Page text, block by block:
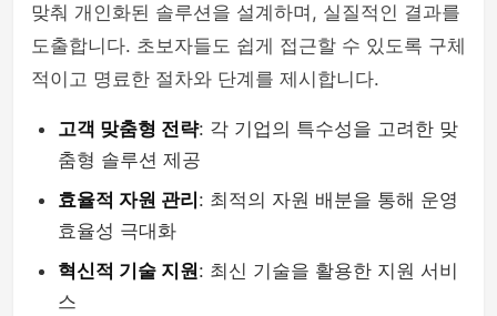
맞춰 개인화된 솔루션을 설계하며, 실질적인 결과를
도출합니다. 초보자들도 쉽게 접근할 수 있도록 구체
적이고 명료한 절차와 단계를 제시합니다.
고객 맞춤형 전략: 각 기업의 특수성을 고려한 맞
춤형 솔루션 제공
효율적 자원 관리 : 최적의 자원 배분을 통해 운영
효율성 극대화
혁신적 기술 지원: 최신 기술을 활용한 지원 서비
스